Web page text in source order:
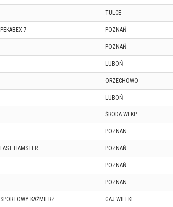
TULCE
PEKABEX 7 POZNAŃ
POZNAŃ
LUBOŃ
ORZECHOWO
LUBOŃ
ŚRODA WLKP.
POZNAN
FAST HAMSTER POZNAŃ
POZNAŃ
POZNAN
SPORTOWY KAŹMIERZ GAJ WIELKI